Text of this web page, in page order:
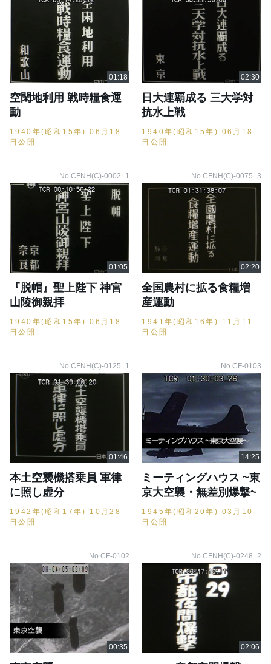
空閑地利用 戦時糧食運
動
1940年(昭和15年) 06月18
日公開
日大連覇成る 三大学対
抗水上戦
1940年(昭和15年) 06月18
日公開
No.CFNH(C)-0002_1
『脱帽』聖上陛下 神宮
山陵御親拝
1940年(昭和15年) 06月18
日公開
No.CFNH(C)-0075_3
全国農村に拡る食糧増
産運動
1941年(昭和16年) 11月11
日公開
No.CFNH(C)-0125_1
本土空襲機搭乗員 軍律
に照し虚分
1942年(昭和17年) 10月28
日公開
No.CF-0103
ミーティングハウス ~東
京大空襲・無差別爆撃~
1945年(昭和20年) 03月10
日公開
No.CF-0102 No.CFNH(C)-0248_2